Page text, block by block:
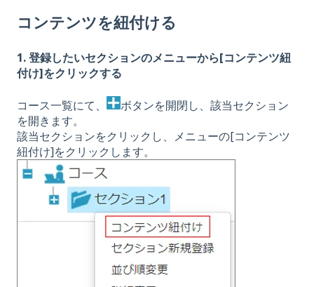
コンテンツを紐付ける
1. 登録したいセクションのメニューから[コンテンツ紐
付け]をクリックする
コース一覧にて、
ボタンを開閉し、該当セクション
を開きます。
該当セクションをクリックし、メニューの[コンテンツ
紐付け]をクリックします。